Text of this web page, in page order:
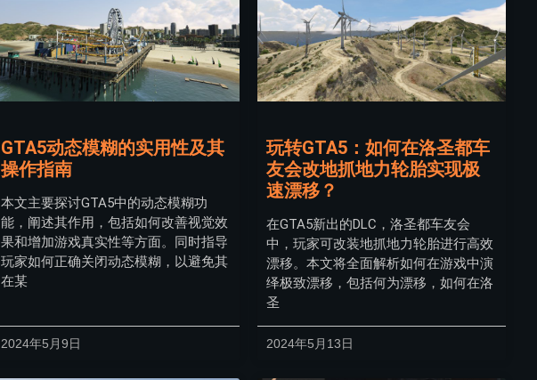
GTA5动态模糊的实用性及其
操作指南
本文主要探讨GTA5中的动态模糊功
能，阐述其作用，包括如何改善视觉效
果和增加游戏真实性等方面。同时指导
玩家如何正确关闭动态模糊，以避免其
在某
2024年5月9日
玩转GTA5：如何在洛圣都车
友会改地抓地力轮胎实现极
速漂移？
在GTA5新出的DLC，洛圣都车友会
中，玩家可改装地抓地力轮胎进行高效
漂移。本文将全面解析如何在游戏中演
绎极致漂移，包括何为漂移，如何在洛
圣
2024年5月13日